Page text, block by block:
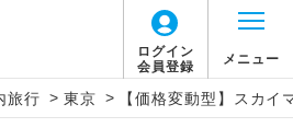
ログイン
会員登録
メニュー
旅行 > 東京 > 【価格変動型】スカ
説明
」に関するご案内